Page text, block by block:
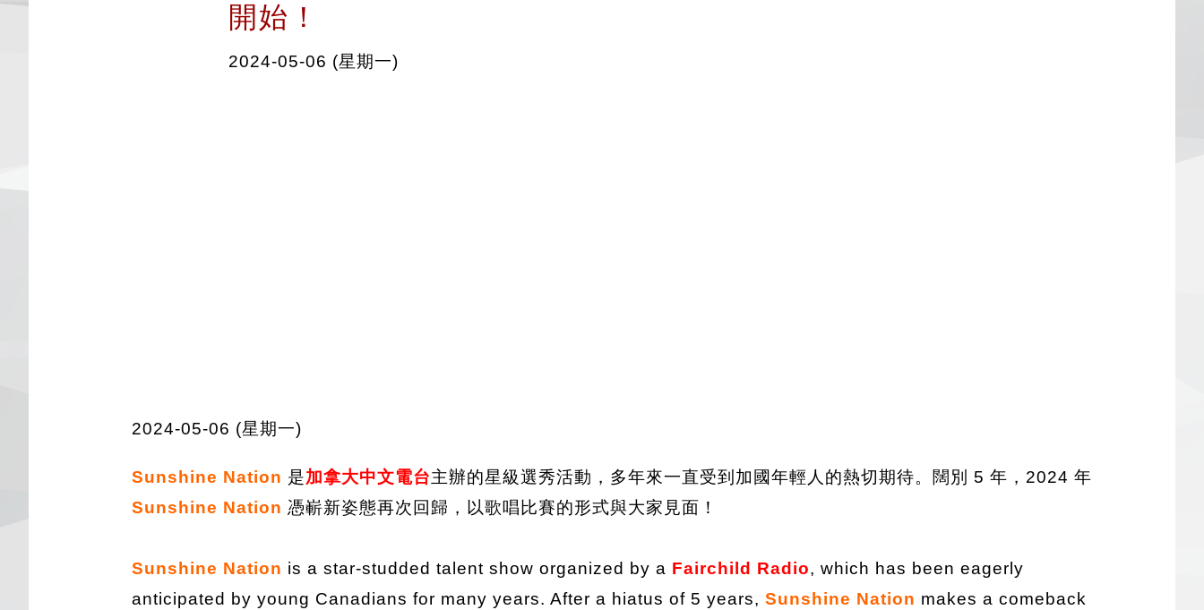
開始！
2024-05-06 (星期一)
2024-05-06 (星期一)
Sunshine Nation 是加拿大中文電台主辦的星級選秀活動，多年來一直受到加國年輕人的熱切期待。闊別 5 年，2024 年
Sunshine Nation 憑嶄新姿態再次回歸，以歌唱比賽的形式與大家見面！
Sunshine Nation is a star-studded talent show organized by a Fairchild Radio, which has been eagerly
anticipated by young Canadians for many years. After a hiatus of 5 years, Sunshine Nation makes a comeback